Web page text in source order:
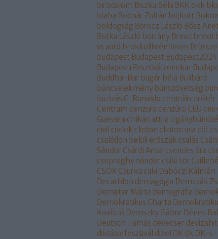
birodalom Biszku Béla BKK bkk
blaha Bodnár Zoltán bojkott
boldogság Böröcz László Bősz
Botka László botrány Brexit brexit
vs autó brokkolikrémleves Brüsszel
budapest Budapest Budapest2024
Budapesti Fesztiválzenekar
Buddha-Bar bugár béla Bulibáró
bűncselekmény bűnszövetség
buzizás C. Ronaldo centrális erőtér
Centrum cenzura cenzúra CEU ceu
Guevara chikán attila
civil civilek clinton clinton usa cöf
családon belüli erőszak csalás
Sándor Csárdi Antal csendes óra
csepreghy nándor csíki sör
CSOK Csurka cuki Dabóczi Kálmán
Decathlon demagógia Demcsák
Demeter Márta demográfia
Demokratikus Charta
Koalíció Demszky Gábor Dénes
Deutsch Tamás devecser
diktátorfesztivál dizel DK dk DK-s